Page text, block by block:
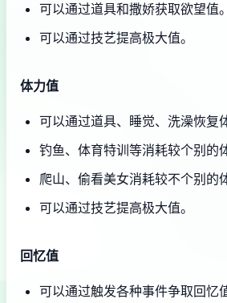
可以通过道具和撒娇获取欲望值。
可以通过技艺提高极大值。
体力值
可以通过道具、睡觉、洗澡恢复
钓鱼、体育特训等消耗较个别的
爬山、偷看美女消耗较不个别的
可以通过技艺提高极大值。
回忆值
可以通过触发各种事件争取回忆